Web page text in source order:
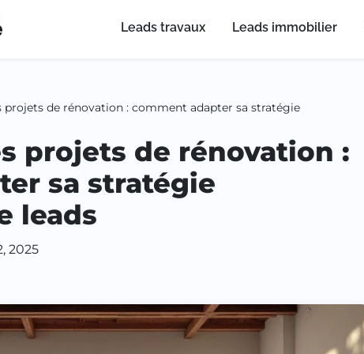
Leads travaux Leads immobilier
projets de rénovation : comment adapter sa stratégie
projets de rénovation :
sa stratégie
leads
2025